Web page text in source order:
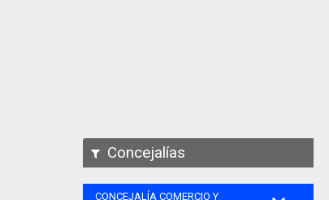
Concejalías
CONCEJALÍA COMERCIO Y